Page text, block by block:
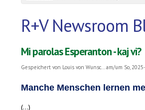
R+V Newsroom
Mi parolas Esperanton - kaj vi?
Gespeichert von Louis von Wunsc...am/um So,
Manche Menschen lernen
(...)